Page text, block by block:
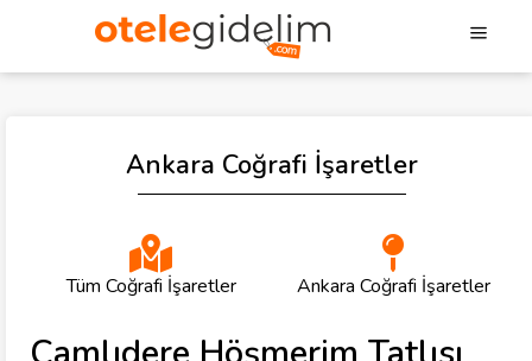
Ankara Coğrafi İşaretler
Tüm Coğrafi İşaretler Ankara Coğrafi İşaretler